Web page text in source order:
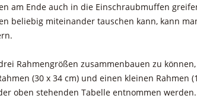
am Ende auch in die Einschraubmuffen
beliebig miteinander tauschen kann, kann
Rahmengrößen zusammenbauen zu
(30 x 34 cm) und einen kleinen Rahmen
oben stehenden Tabelle entnommen werden.